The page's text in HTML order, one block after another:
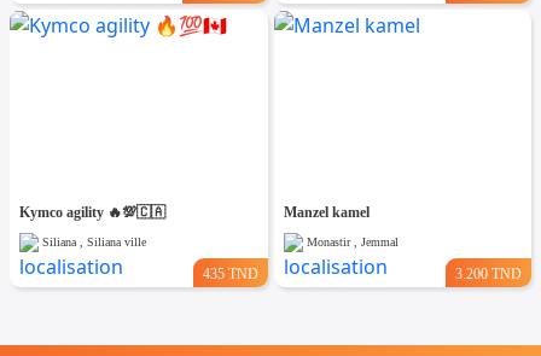
Kymco agility 🔥💯🇨🇦
Siliana , Siliana ville
435 TND
Manzel kamel
Monastir , Jemmal
3.200 TND